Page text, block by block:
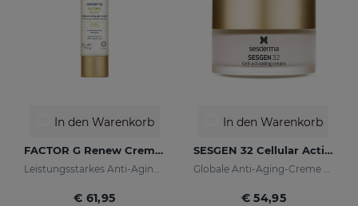
In den Warenkorb
FACTOR G Renew Cremegel
€ 61,95
In den Warenkorb
SESGEN 32 Cellular Activating Cream
€ 54,95